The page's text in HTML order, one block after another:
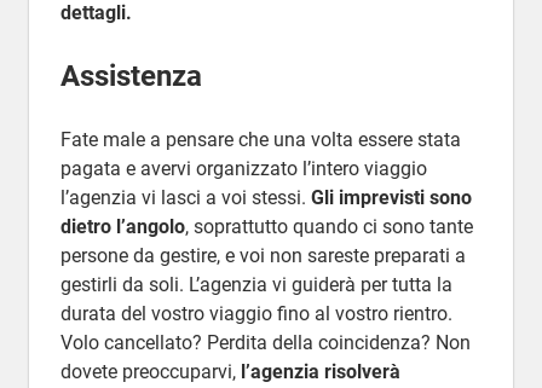
dettagli.
Assistenza
Fate male a pensare che una volta essere stata
pagata e avervi organizzato l’intero viaggio
l’agenzia vi lasci a voi stessi. Gli imprevisti sono
dietro l’angolo, soprattutto quando ci sono tante
persone da gestire, e voi non sareste preparati a
gestirli da soli. L’agenzia vi guiderà per tutta la
durata del vostro viaggio fino al vostro rientro.
Volo cancellato? Perdita della coincidenza? Non
dovete preoccuparvi, l’agenzia risolverà